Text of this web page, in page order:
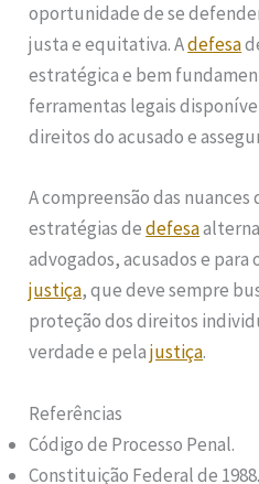
oportunidade de se
justa e equitativa. Adefesa
estratégica e bem
ferramentas legais
direitos do acusado e
A compreensão das
estratégias dedefesa
advogados, acusados e
justiça, que deve sempre
proteção dos direitos
verdade e pelajustiça.
Referências
Código de Processo Penal.
Constituição Federal de 1988.